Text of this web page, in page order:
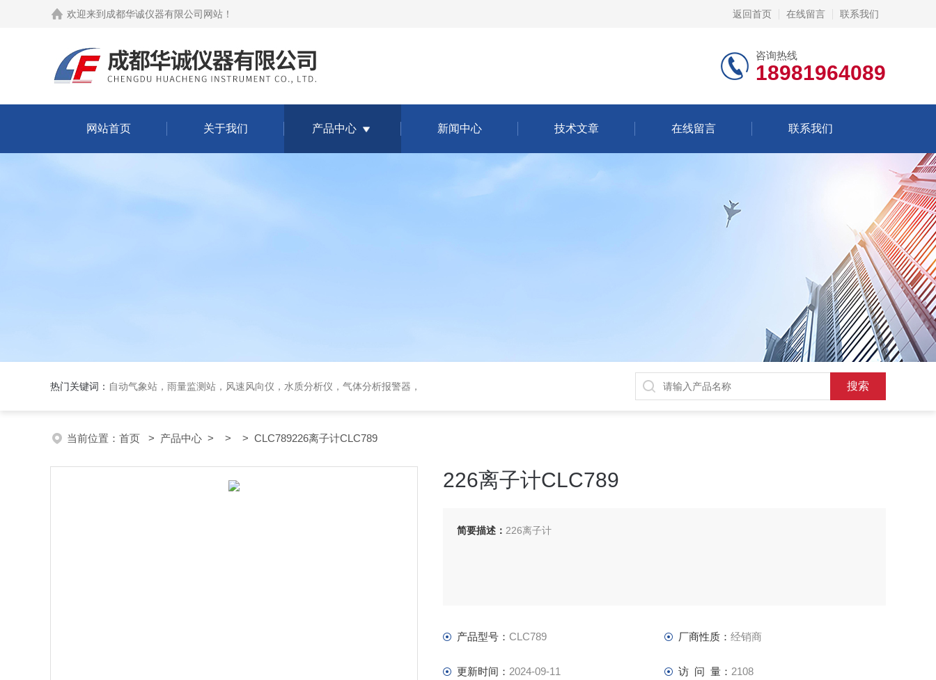
欢迎来到 成都华诚仪器有限公司网站 ！ 返回首页 在线留言 联系我们
咨询热线
18981964089
网站首页 关于我们 产品中心 新闻中心 技术文章 在线留言 联系我们
热门关键词： 自动气象站，雨量监测站，风速风向仪，水质分析仪，气体分析报警器，
当前位置： 首页 > 产品中心 > > > CLC789226离子计CLC789
226离子计CLC789
简要描述： 226离子计
产品型号： CLC789 厂商性质： 经销商
更新时间： 2024-09-11 访 问 量： 2108